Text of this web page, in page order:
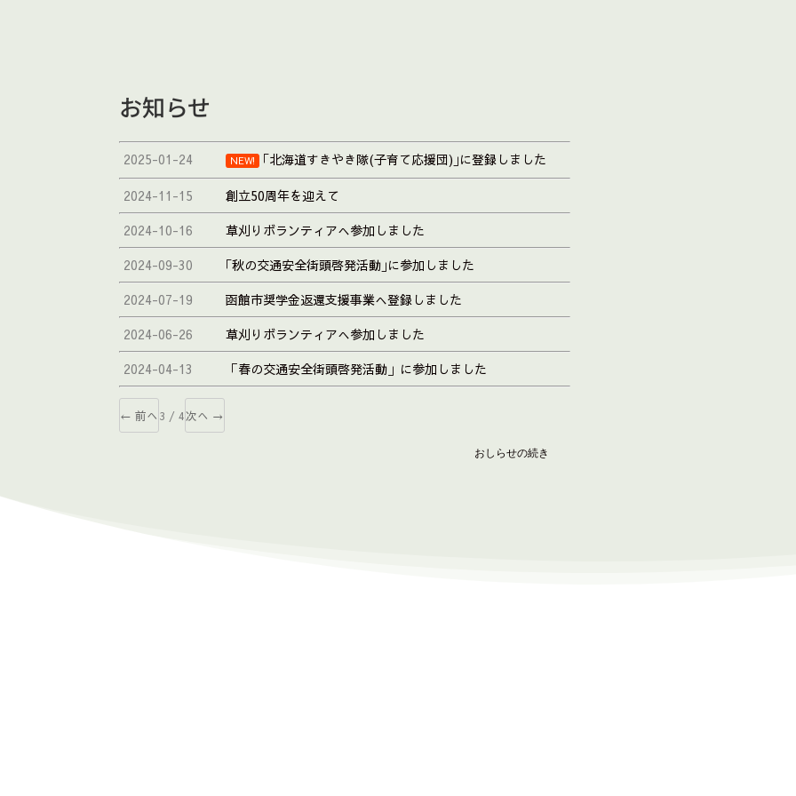
お知らせ
2025-01-24 NEW! ｢北海道すきやき隊(子育て応援団)｣に登録しました
2024-11-15
創立50周年を迎えて
2024-10-16
草刈りボランティアへ参加しました
2024-09-30
｢秋の交通安全街頭啓発活動｣に参加しました
2024-07-19
函館市奨学金返還支援事業へ登録しました
2024-06-26
草刈りボランティアへ参加しました
2024-04-13
「春の交通安全街頭啓発活動」に参加しました
← 前へ 3 / 4次へ →
おしらせの続き